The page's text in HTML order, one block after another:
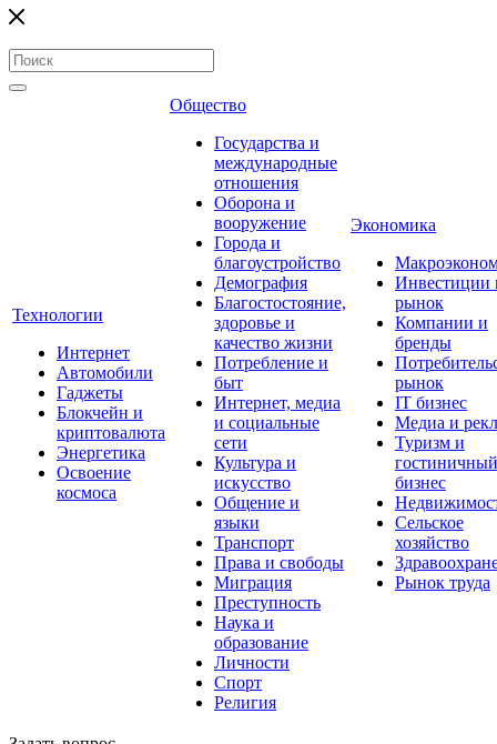
Технологии
Интернет
Автомобили
Гаджеты
Блокчейн и
криптовалюта
Энергетика
Освоение
космоса
Общество
Государства и
международные
отношения
Оборона и
вооружение
Города и
благоустройство
Демография
Благостостояние,
здоровье и
качество жизни
Потребление и
быт
Интернет, медиа
и социальные
сети
Культура и
искусство
Общение и
языки
Транспорт
Права и свободы
Миграция
Преступность
Наука и
образование
Личности
Спорт
Религия
Экономика
Инвестиции
рынок
Компании и
бренды
рынок
IT бизнес
Медиа и
Туризм и
гостиничный
бизнес
Сельское
хозяйство
Рынок труда